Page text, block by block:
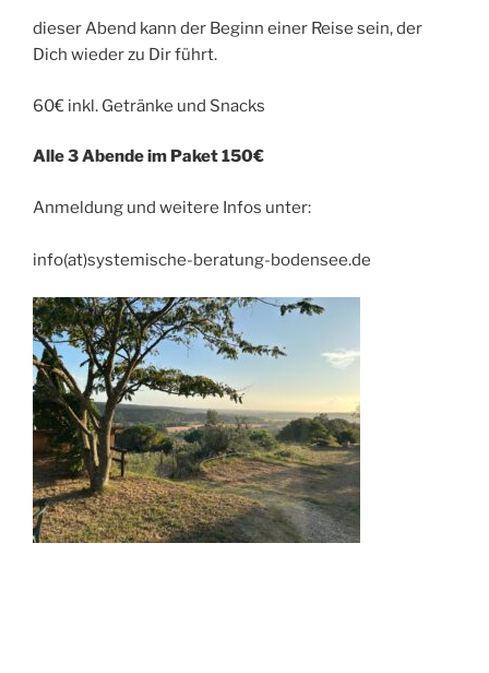
dieser Abend kann der Beginn einer Reise sein, der
Dich wieder zu Dir führt.
60€ inkl. Getränke und Snacks
Alle 3 Abende im Paket 150€
Anmeldung und weitere Infos unter:
info(at)systemische-beratung-bodensee.de